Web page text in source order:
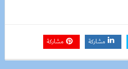
مشاركة مشاركة